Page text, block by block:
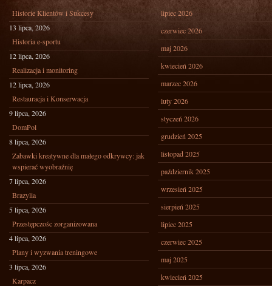
Historie Klientów i Sukcesy
13 lipca, 2026
Historia e-sportu
12 lipca, 2026
Realizacja i monitoring
12 lipca, 2026
Restauracja i Konserwacja
9 lipca, 2026
DomPol
8 lipca, 2026
Zabawki kreatywne dla małego odkrywcy: jak
wspierać wyobraźnię
7 lipca, 2026
Brazylia
5 lipca, 2026
Przestępczośc zorganizowana
4 lipca, 2026
Plany i wyzwania treningowe
3 lipca, 2026
Karpacz
lipiec 2026
czerwiec 2026
maj 2026
kwiecień 2026
marzec 2026
luty 2026
styczeń 2026
grudzień 2025
listopad 2025
październik 2025
wrzesień 2025
sierpień 2025
lipiec 2025
czerwiec 2025
maj 2025
kwiecień 2025